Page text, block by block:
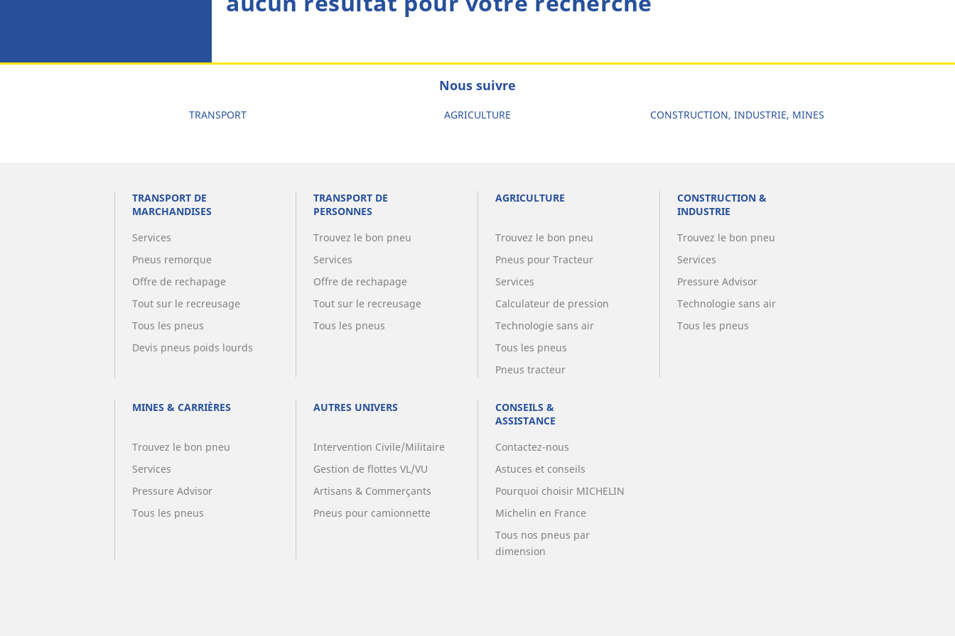
Nous suivre
TRANSPORT AGRICULTURE CONSTRUCTION, INDUSTRIE, MINES
TRANSPORT DE
MARCHANDISES
Services
Pneus remorque
Offre de rechapage
Tout sur le recreusage
Tous les pneus
Devis pneus poids lourds
TRANSPORT DE
PERSONNES
Trouvez le bon pneu
Services
Offre de rechapage
Tout sur le recreusage
Tous les pneus
AGRICULTURE
Trouvez le bon pneu
Pneus pour Tracteur
Services
Calculateur de pression
Technologie sans air
Tous les pneus
Pneus tracteur
CONSTRUCTION &
INDUSTRIE
Trouvez le bon pneu
Services
Pressure Advisor
Technologie sans air
Tous les pneus
MINES & CARRIÈRES
Trouvez le bon pneu
Services
Pressure Advisor
Tous les pneus
AUTRES UNIVERS
Intervention Civile/Militaire
Gestion de flottes VL/VU
Artisans & Commerçants
Pneus pour camionnette
CONSEILS &
ASSISTANCE
Contactez-nous
Astuces et conseils
Pourquoi choisir MICHELIN
Michelin en France
Tous nos pneus par
dimension